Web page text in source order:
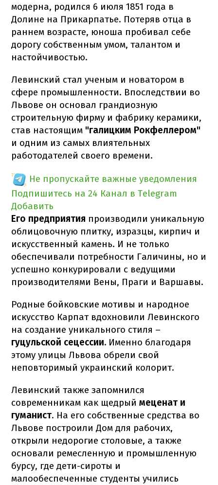
модерна, родился 6 июля 1851 года в
Долине на Прикарпатье. Потеряв отца в
раннем возрасте, юноша пробивал себе
дорогу собственным умом, талантом и
настойчивостью.
Левинский стал ученым и новатором в
сфере промышленности. Впоследствии во
Львове он основал грандиозную
строительную фирму и фабрику керамики,
став настоящим "галицким Рокфеллером"
и одним из самых влиятельных
работодателей своего времени.
Не пропускайте важные уведомления
Подпишитесь на 24 Канал в Telegram
Добавить
Его предприятия производили уникальную
облицовочную плитку, изразцы, кирпич и
искусственный камень. И не только
обеспечивали потребности Галичины, но и
успешно конкурировали с ведущими
производителями Вены, Праги и Варшавы.
Родные бойковские мотивы и народное
искусство Карпат вдохновили Левинского
на создание уникального стиля –
гуцульской сецессии. Именно благодаря
этому улицы Львова обрели свой
неповторимый украинский колорит.
Левинский также запомнился
современникам как щедрый меценат и
гуманист. На его собственные средства во
Львове построили Дом для рабочих,
открыли недорогие столовые, а также
основали ремесленную и промышленную
бурсу, где дети-сироты и
малообеспеченные студенты учились